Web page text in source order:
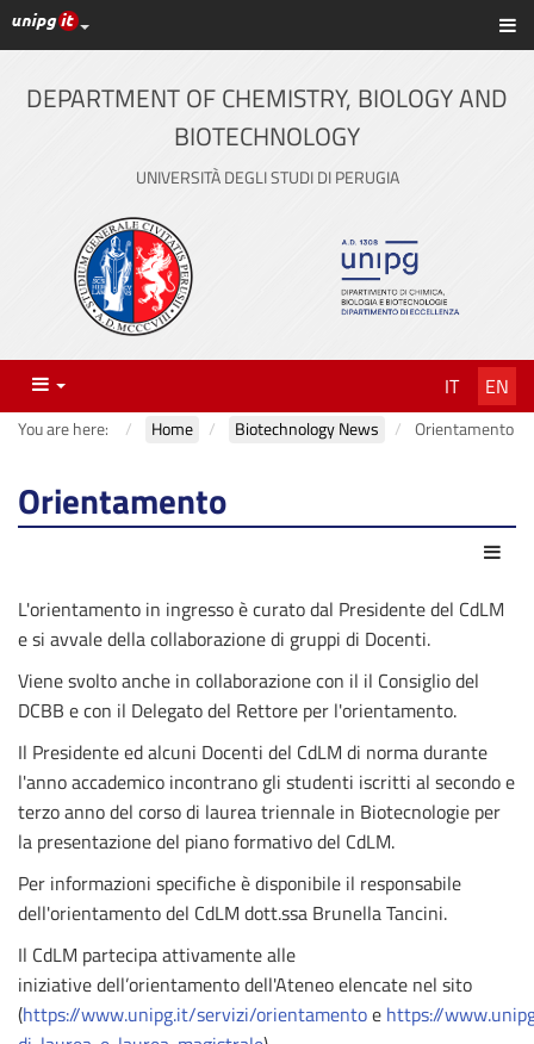
Skip
to
content
UniPG top links
DEPARTMENT OF CHEMISTRY, BIOLOGY AND
BIOTECHNOLOGY
UNIVERSITÀ DEGLI STUDI DI PERUGIA
Menu IT EN
You are here: Home Biotechnology News Orientamento
Orientamento
L'orientamento in ingresso è curato dal Presidente del CdLM
e si avvale della collaborazione di gruppi di Docenti.
Viene svolto anche in collaborazione con il il Consiglio del
DCBB e con il Delegato del Rettore per l'orientamento.
Il Presidente ed alcuni Docenti del CdLM di norma durante
l'anno accademico incontrano gli studenti iscritti al secondo e
terzo anno del corso di laurea triennale in Biotecnologie per
la presentazione del piano formativo del CdLM.
Per informazioni specifiche è disponibile il responsabile
dell'orientamento del CdLM dott.ssa Brunella Tancini.
Il CdLM partecipa attivamente alle
iniziativedell’orientamento dell'Ateneo elencate nel sito
(https://www.unipg.it/servizi/orientamentoe https://